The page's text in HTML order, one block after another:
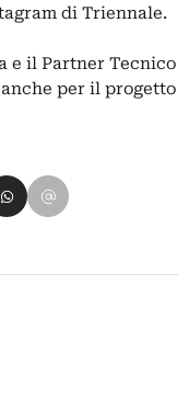
di Triennale.
e il Partner Tecnico
per il progetto
LinkedIn
su Pinterest
su WhatsApp
Condividi su Email